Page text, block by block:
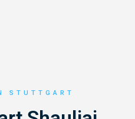
STUTTGART